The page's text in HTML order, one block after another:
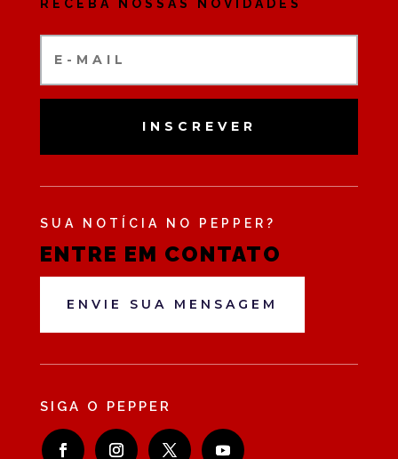
RECEBA NOSSAS NOVIDADES
INSCREVER
SUA NOTÍCIA NO PEPPER?
ENTRE EM CONTATO
ENVIE SUA MENSAGEM
SIGA O PEPPER